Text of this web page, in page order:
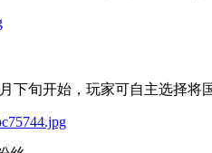
旬开始，玩家可自主选择将